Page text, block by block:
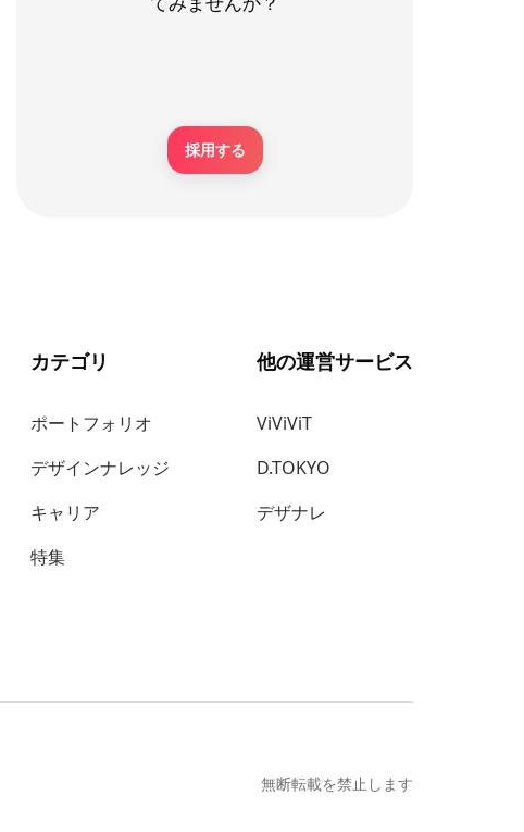
採用する
カテゴリ
ポートフォリオ
デザインナレッジ
キャリア
特集
他の運営サービス
ViViViT
D.TOKYO
デザナレ
無断転載を禁止します